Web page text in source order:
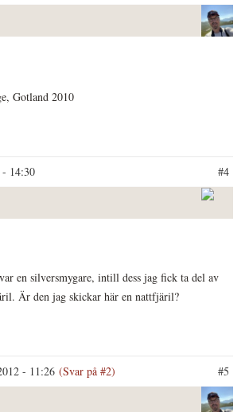
Gotland 2010
- 14:30 #4
en silversmygare, intill dess jag fick ta del av
Är den jag skickar här en nattfjäril?
- 11:26 (Svar på #2) #5